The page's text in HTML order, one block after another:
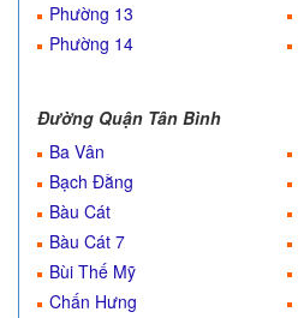
Phường 13
Phường 14
Đường Quận Tân Bình
Ba Vân
Bạch Đằng
Bàu Cát
Bàu Cát 7
Bùi Thế Mỹ
Chấn Hưng